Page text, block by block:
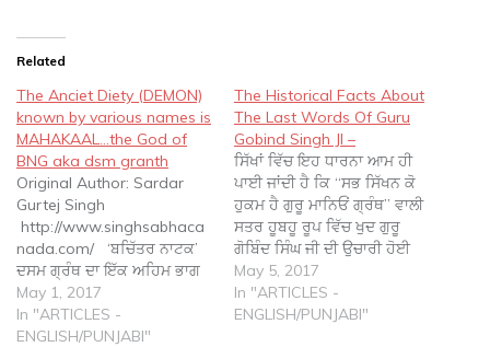
Related
The Anciet Diety (DEMON)
known by various names is
MAHAKAAL…the God of
BNG aka dsm granth
Original Author: Sardar
Gurtej Singh
http://www.singhsabhaca
nada.com/ ‘ਬਚਿੱਤਰ ਨਾਟਕ’
ਦਸਮ ਗ੍ਰੰਥ ਦਾ ਇੱਕ ਅਹਿਮ ਭਾਗ
ਹੈ ਅਤੇ ਇਸ ਵਿੱਚ ਦੇਵੀ ਚੰਡੀ ਸਬੰਧੀ
ਤਿੰਨ ਅਧਿਆਇ, ਅਪਨੀ ਕਥਾ (ਗੁਰੂ
ਗੋਬਿੰਦ ਸਿੰਘ ਜੀ ਦੀ ਕਥਿਤ ਆਤਮ-
May 1, 2017
In "ARTICLES -
ENGLISH/PUNJABI"
The Historical Facts About
The Last Words Of Guru
Gobind Singh JI –
ਸਿੱਖਾਂ ਵਿੱਚ ਇਹ ਧਾਰਨਾ ਆਮ ਹੀ
ਪਾਈ ਜਾਂਦੀ ਹੈ ਕਿ “ਸਭ ਸਿੱਖਨ ਕੋ
ਹੁਕਮ ਹੈ ਗੁਰੂ ਮਾਨਿਓਂ ਗ੍ਰੰਥ” ਵਾਲੀ
ਸਤਰ ਹੂਬਹੂ ਰੂਪ ਵਿੱਚ ਖੁਦ ਗੁਰੂ
ਗੋਬਿੰਦ ਸਿੰਘ ਜੀ ਦੀ ਉਚਾਰੀ ਹੋਈ
ਹੈ। ਕਈ ਅਜੋਕੇ ਲੇਖਕ ਵੀ ਇਸ
ਸਤਰ ਨੂੰ ਗੁਰੂ ਜੀ ਵੱਲੋਂ ਉਚਾਰੀ ਹੋਈ
ਦਰਸਾਉਂਦੇ ਹੋਏ ਵੇਖੇ ਜਾ ਸਕਦੇ ਹਨ।
May 5, 2017
In "ARTICLES -
ENGLISH/PUNJABI"